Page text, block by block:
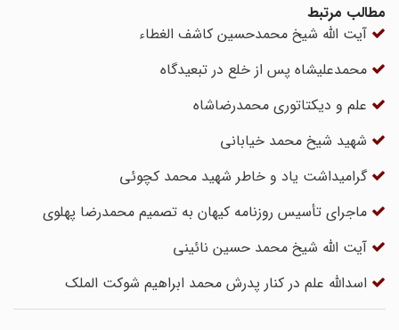
مطالب مرتبط
آیت الله شیخ محمدحسین کاشف الغطاء
محمدعلیشاه پس از خلع در تبعیدگاه
علم و دیکتاتوری محمدرضاشاه
شهید شیخ محمد خیابانی
گرامیداشت یاد و خاطر شهید محمد کچوئی
ماجرای تأسیس روزنامه کیهان به تصمیم محمدرضا پهلوی
آیت الله شیخ محمد حسین نائینی
اسدالله علم در کنار پدرش محمد ابراهیم شوکت الملک